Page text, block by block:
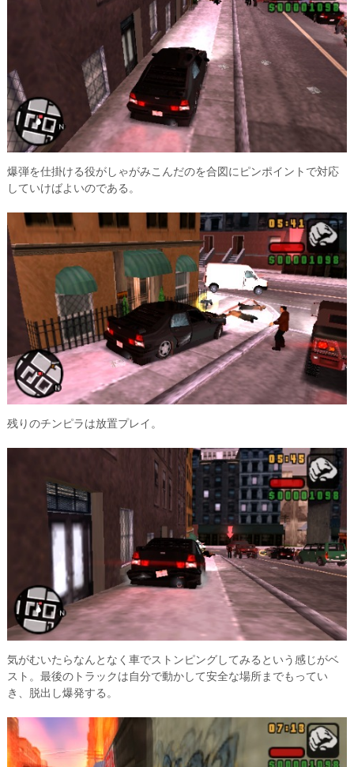
爆弾を仕掛ける役がしゃがみこんだのを合図にピンポイントで対応
していけばよいのである。
残りのチンピラは放置プレイ。
気がむいたらなんとなく車でストンピングしてみるという感じがベ
スト。最後のトラックは自分で動かして安全な場所までもってい
き、脱出し爆発する。